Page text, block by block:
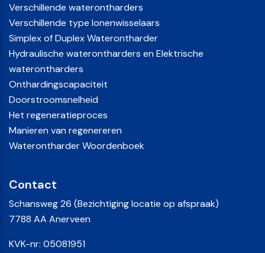
Verschillende waterontharders
Verschillende type Ionenwisselaars
Simplex of Duplex Waterontharder
Hydraulische waterontharders en Elektrische
waterontharders
Onthardingscapaciteit
Doorstroomsnelheid
Het regeneratieproces
Manieren van regenereren
Waterontharder Woordenboek
Contact
Schansweg 26 (Bezichtiging locatie op afspraak)
7788 AA Anerveen
KVK-nr: 05081951